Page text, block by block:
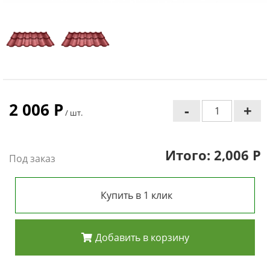
2 006 P/ шт. - +
Под заказ Итого: 2,006 Р
Купить в 1 клик
Добавить в корзину